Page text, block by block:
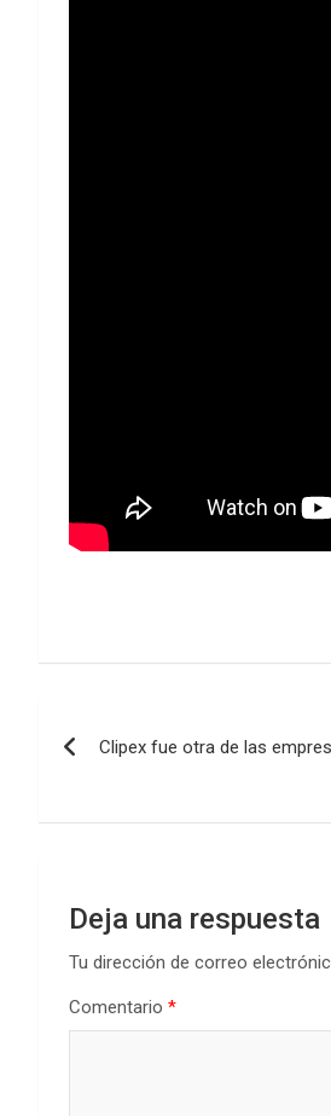
entradas
Clipex fue otra de las
Deja una respuesta
Tu dirección de correo
Comentario *